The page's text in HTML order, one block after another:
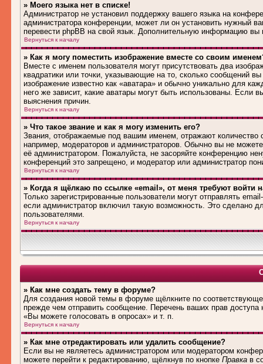
» Моего языка нет в списке!
Администратор не установил поддержку вашего языка на
администратора конференции, может ли он установить нужный
перевести phpBB на свой язык. Дополнительную информацию вы
Вернуться к началу
» Как я могу поместить изображение вместе со своим
Вместе с именем пользователя могут присутствовать два
квадратики или точки, указывающие на то, сколько сообщений
изображение известно как «аватара» и обычно уникально для
него же зависит, какие аватары могут быть использованы. Если
выяснения причин.
Вернуться к началу
» Что такое звание и как я могу изменить его?
Звания, отображаемые под вашим именем, отражают
например, модераторов и администраторов. Обычно вы не
её администратором. Пожалуйста, не засоряйте конференцию
конференций это запрещено, и модератор или администратор
Вернуться к началу
» Когда я щёлкаю по ссылке «email», от меня требуют войти
Только зарегистрированные пользователи могут отправлять
если администратор включил такую возможность. Это сделано
пользователями.
Вернуться к началу
» Как мне создать тему в форуме?
Для создания новой темы в форуме щёлкните по
прежде чем отправить сообщение. Перечень ваших прав
«Вы можете голосовать в опросах» и т. п.
Вернуться к началу
» Как мне отредактировать или удалить сообщение?
Если вы не являетесь администратором или модератором
можете перейти к редактированию, щёлкнув по кнопке Правка в